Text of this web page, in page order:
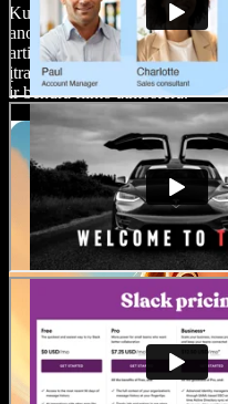
Kurti lūkesčius būsimiems
anonso vaizdo įrašai puikiai
artimesnį ryšį su auditorija.
įtraukti būsimus žiūrovus
ir bendra filmo atmosfera.